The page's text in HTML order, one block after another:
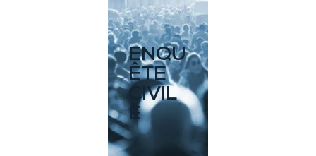
ENQU
ÊTE
CIVIL
E